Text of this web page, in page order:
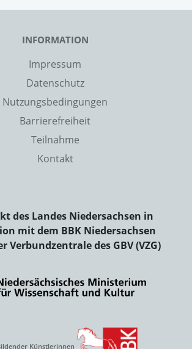
INFORMATION
Impressum
Datenschutz
Nutzungsbedingungen
Barrierefreiheit
Teilnahme
Kontakt
des Landes Niedersachsen in
mit dem BBK Niedersachsen
Verbundzentrale des GBV (VZG)
Künstlerinnen